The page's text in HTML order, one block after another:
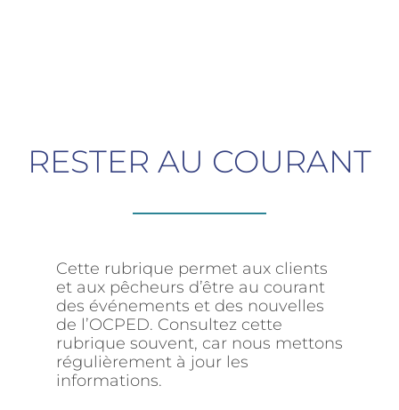
RESTER AU COURANT
Cette rubrique permet aux clients
et aux pêcheurs d’être au courant
des événements et des nouvelles
de l’OCPED. Consultez cette
rubrique souvent, car nous mettons
régulièrement à jour les
informations.